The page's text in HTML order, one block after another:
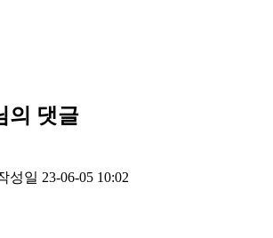
의 댓글
성일 23-06-05 10:02